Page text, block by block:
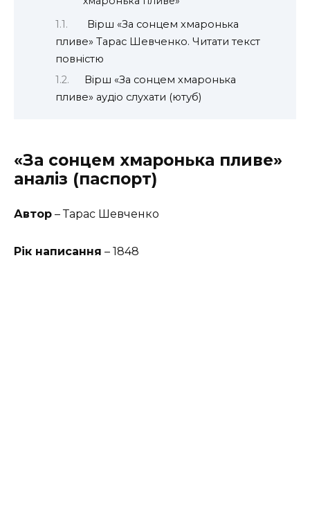
Вірш «За сонцем хмаронька
пливе» Тарас Шевченко. Читати текст
повністю
Вірш «За сонцем хмаронька
пливе» аудіо слухати (ютуб)
«За сонцем хмаронька пливе»
аналіз (паспорт)
Автор – Тарас Шевченко
Рік написання – 1848